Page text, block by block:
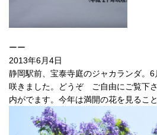
ーー
2013年6月4日
静岡駅前、宝泰寺庭のジャカランダ。
咲きました。どうぞ ご自由にご覧下
内がでます。今年は満開の花を見るこ